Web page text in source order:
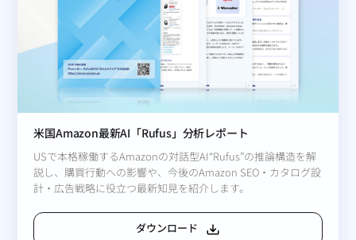
米国Amazon最新AI「Rufus」分析レポート
USで本格稼働するAmazonの対話型AI“Rufus”の推論構造を解
説し、購買行動への影響や、今後のAmazon SEO・カタログ設
計・広告戦略に役立つ最新知見を紹介します。
ダウンロード